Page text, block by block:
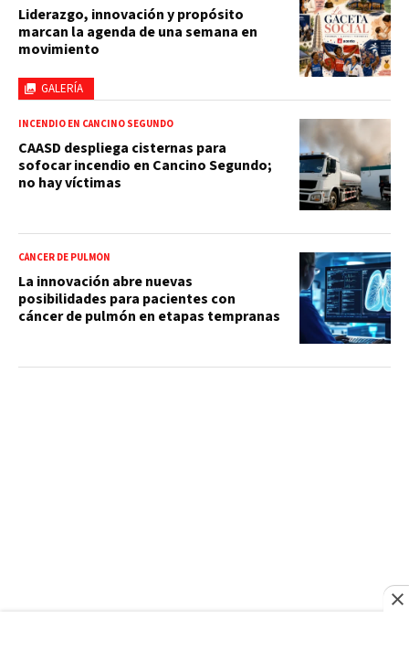
GALERÍA
Liderazgo, innovación y propósito
marcan la agenda de una semana en
movimiento
INCENDIO EN CANCINO SEGUNDO
CAASD despliega cisternas para
sofocar incendio en Cancino Segundo;
no hay víctimas
CÁNCER DE PULMÓN
La innovación abre nuevas
posibilidades para pacientes con
cáncer de pulmón en etapas tempranas